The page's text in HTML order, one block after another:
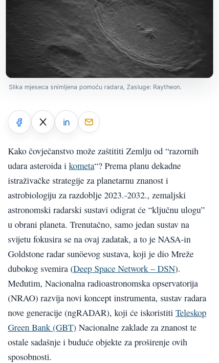
Slika mjeseca snimljena pomoću radara, Zasluge: Raytheon.
Kako čovječanstvo može zaštititi Zemlju od “razornih
udara asteroida i kometa“? Prema planu dekadne
istraživačke strategije za planetarnu znanost i
astrobiologiju za razdoblje 2023.-2032., zemaljski
astronomski radarski sustavi odigrat će “ključnu ulogu”
u obrani planeta. Trenutačno, samo jedan sustav na
svijetu fokusira se na ovaj zadatak, a to je NASA-in
Goldstone radar sunöevog sustava, koji je dio Mreže
dubokog svemira (Deep Space Network – DSN).
Međutim, Nacionalna radioastronomska opservatorija
(NRAO) razvija novi koncept instrumenta, sustav radara
nove generacije (ngRADAR), koji će iskoristiti Teleskop
Green Bank (GBT) Nacionalne zaklade za znanost te
ostale sadašnje i buduće objekte za proširenje ovih
sposobnosti.